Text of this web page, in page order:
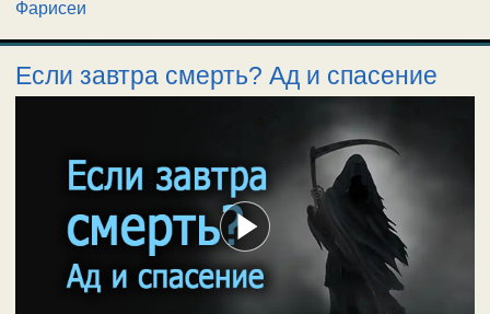
Фарисеи
Если завтра смерть? Ад и спасение